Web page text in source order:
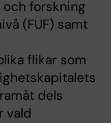
och forskning
(FUF) samt
flikar som
dels
vald